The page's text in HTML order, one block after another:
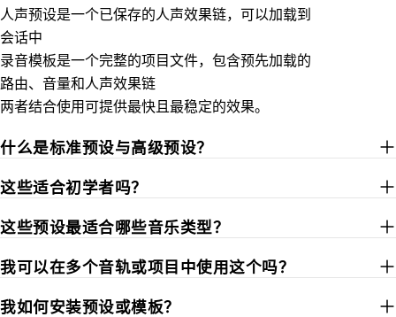
人声预设是一个已保存的人声效果链，可以加载到
会话中
录音模板是一个完整的项目文件，包含预先加载的
路由、音量和人声效果链
两者结合使用可提供最快且最稳定的效果。
什么是标准预设与高级预设？
这些适合初学者吗？
这些预设最适合哪些音乐类型？
我可以在多个音轨或项目中使用这个吗？
我如何安装预设或模板？